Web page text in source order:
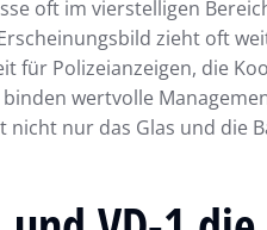
oft im vierstelligen
zieht oft
für Polizeianzeigen, die
wertvolle
nur das Glas und die